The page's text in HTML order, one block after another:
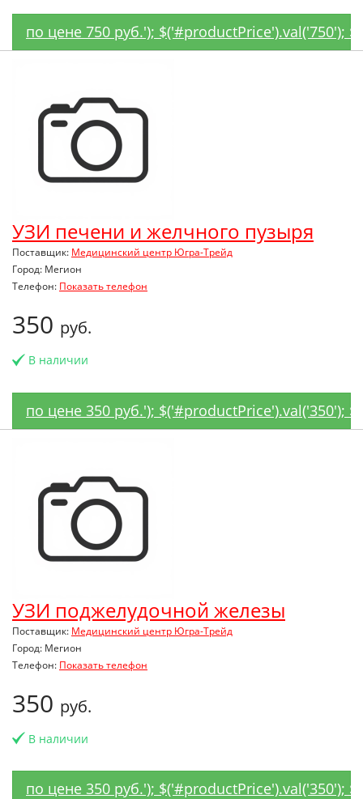
по цене 750 руб.'); $('#productPrice').val('750');
УЗИ печени и желчного пузыря
Поставщик: Медицинский центр Югра-Трейд
Город: Мегион
Телефон: Показать телефон
350 руб.
В наличии
по цене 350 руб.'); $('#productPrice').val('350');
УЗИ поджелудочной железы
Поставщик: Медицинский центр Югра-Трейд
Город: Мегион
Телефон: Показать телефон
350 руб.
В наличии
по цене 350 руб.'); $('#productPrice').val('350');